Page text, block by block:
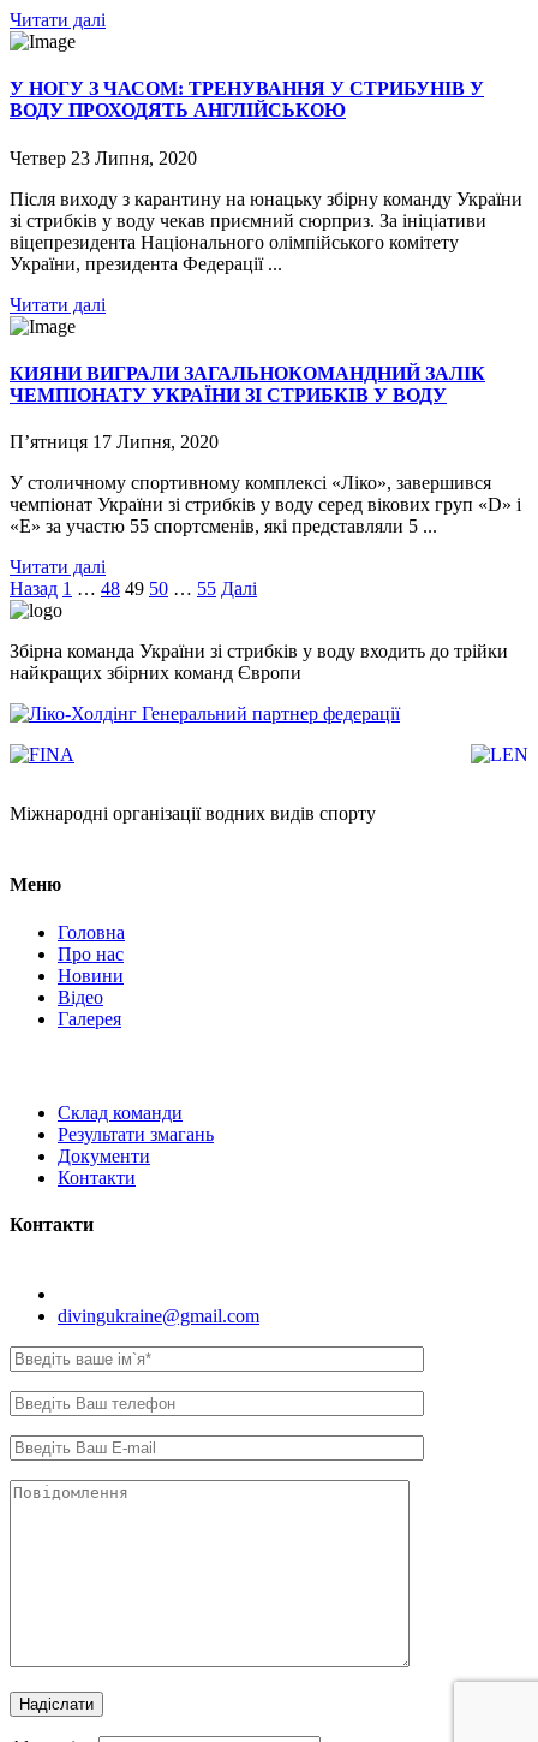
Читати далі
У НОГУ З ЧАСОМ: ТРЕНУВАННЯ У СТРИБУНІВ У
ВОДУ ПРОХОДЯТЬ АНГЛІЙСЬКОЮ
Четвер 23 Липня, 2020
Після виходу з карантину на юнацьку збірну команду України
зі стрибків у воду чекав приємний сюрприз. За ініціативи
віцепрезидента Національного олімпійського комітету
України, президента Федерації ...
Читати далі
КИЯНИ ВИГРАЛИ ЗАГАЛЬНОКОМАНДНИЙ ЗАЛІК
ЧЕМПІОНАТУ УКРАЇНИ ЗІ СТРИБКІВ У ВОДУ
П’ятниця 17 Липня, 2020
У столичному спортивному комплексі «Ліко», завершився
чемпіонат України зі стрибків у воду серед вікових груп «D» і
«Е» за участю 55 спортсменів, які представляли 5 ...
Читати далі
Пагінація
записів
Назад 1 … 48 49 50 … 55 Далі
Збірна команда України зі стрибків у воду входить до трійки
найкращих збірних команд Європи
Генеральний партнер федерації
Міжнародні організації водних видів спорту
Меню
Головна
Про нас
Новини
Відео
Галерея
Склад команди
Результати змагань
Документи
Контакти
Контакти
divingukraine@gmail.com